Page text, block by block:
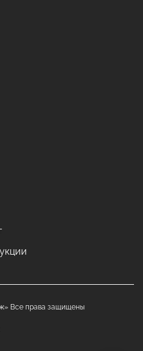
Все права защищены